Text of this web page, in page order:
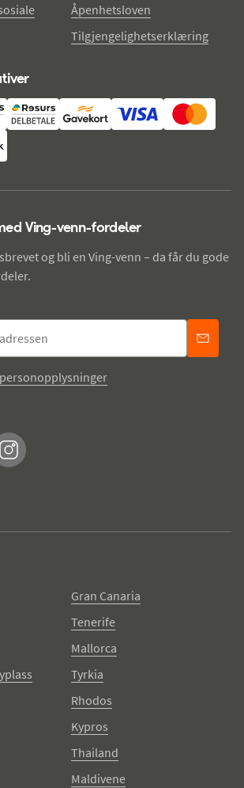
Åpenhetsloven
Tilgjengelighetserklæring
Ving-venn-fordeler
og bli en Ving-venn – da får du gode
Instagram
Gran Canaria
Tenerife
Mallorca
Tyrkia
Rhodos
Kypros
Thailand
Maldivene